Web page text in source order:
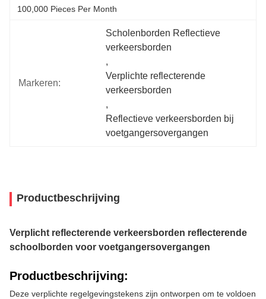
100,000 Pieces Per Month
Markeren:
Scholenborden Reflectieve
verkeersborden
,
Verplichte reflecterende
verkeersborden
,
Reflectieve verkeersborden bij
voetgangersovergangen
Productbeschrijving
Verplicht reflecterende verkeersborden reflecterende
schoolborden voor voetgangersovergangen
Productbeschrijving:
Deze verplichte regelgevingstekens zijn ontworpen om te voldoen